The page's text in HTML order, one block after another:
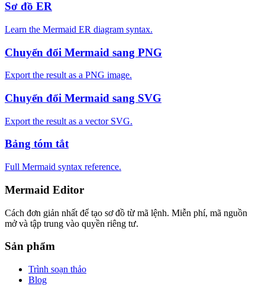
Sơ đồ ER
Learn the Mermaid ER diagram syntax.
Chuyển đổi Mermaid sang PNG
Export the result as a PNG image.
Chuyển đổi Mermaid sang SVG
Export the result as a vector SVG.
Bảng tóm tắt
Full Mermaid syntax reference.
Mermaid Editor
Cách đơn giản nhất để tạo sơ đồ từ mã lệnh. Miễn phí, mã nguồn
mở và tập trung vào quyền riêng tư.
Sản phẩm
Trình soạn thảo
Blog